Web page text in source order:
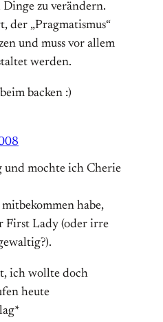
zu verändern.
der „Pragmatismus“
und muss vor allem
werden.
backen :)
und mochte ich Cherie
habe,
First Lady (oder irre
ich wollte doch
heute